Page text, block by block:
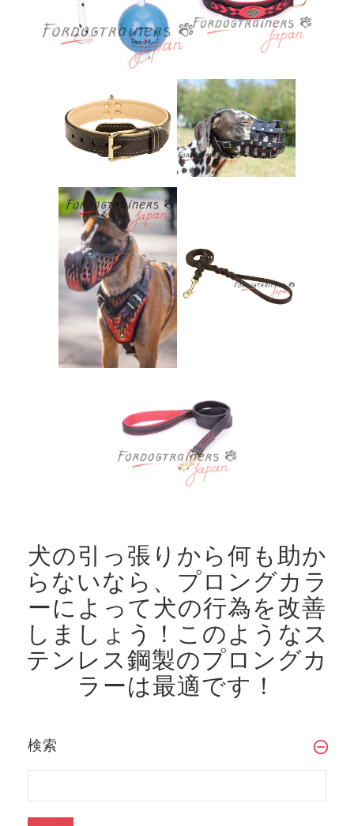
犬の引っ張りから何も助か
らないなら、プロングカラ
ーによって犬の行為を改善
しましょう！ このようなス
テンレス鋼製のプロングカ
ラーは最適です！
検索